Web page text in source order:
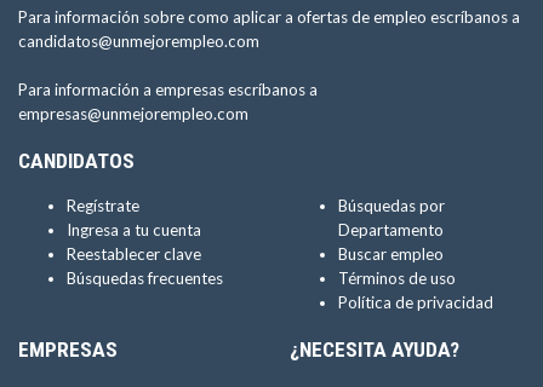
Para información sobre como aplicar a ofertas de empleo escríbanos a
candidatos@unmejorempleo.com
Para información a empresas escríbanos a
empresas@unmejorempleo.com
CANDIDATOS
Regístrate
Ingresa a tu cuenta
Reestablecer clave
Búsquedas frecuentes
Búsquedas por
Departamento
Buscar empleo
Términos de uso
Política de privacidad
EMPRESAS ¿NECESITA AYUDA?